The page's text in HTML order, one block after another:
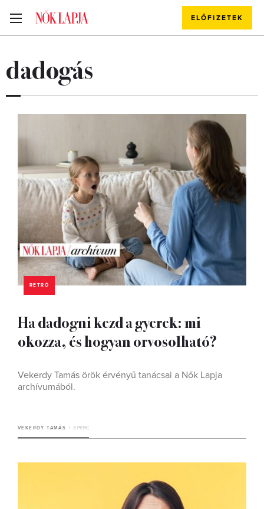
ELŐFIZETEK
dadogás
RETRÓ
Ha dadogni kezd a gyerek: mi
okozza, és hogyan orvosolható?
Vekerdy Tamás örök érvényű tanácsai a Nők Lapja
archívumából.
VEKERDY TAMÁS 3 PERC